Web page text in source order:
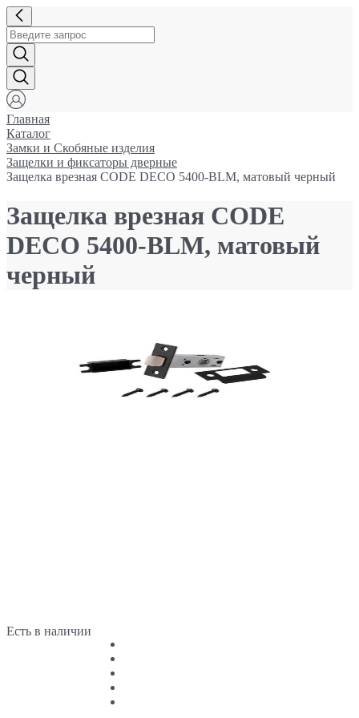
Главная
Каталог
Замки и Cкобяные изделия
Защелки и фиксаторы дверные
Защелка врезная CODE DECO 5400-BLM, матовый черный
Защелка врезная CODE
DECO 5400-BLM, матовый
черный
Есть в наличии